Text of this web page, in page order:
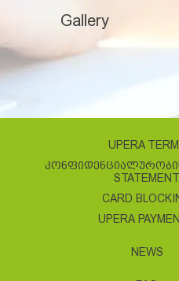
Gallery
UPERA
STATEMENT
CARD
UPERA
NEWS